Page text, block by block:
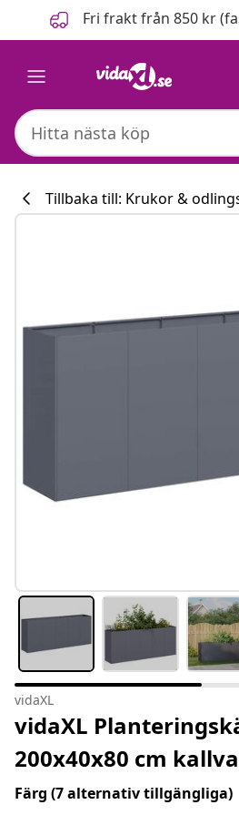
FöregåendeFri frakt från 850 kr
Tillbaka till: Krukor &
vidaXL
vidaXL
200x40x80 cm
Färg (7 alternativ tillgängliga)